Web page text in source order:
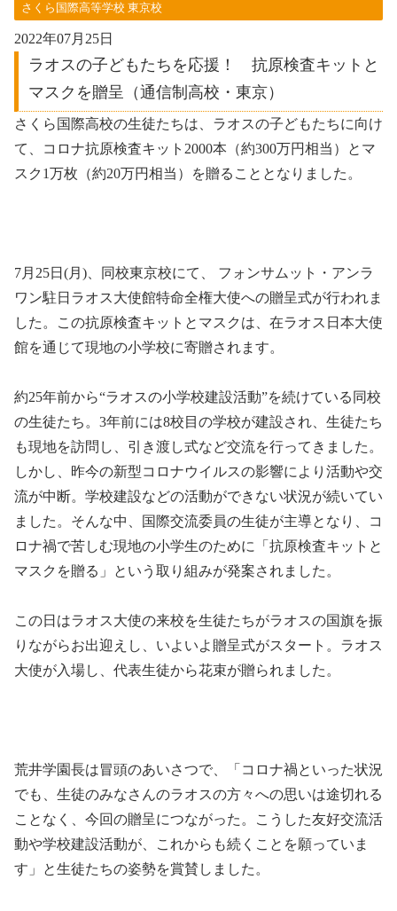
さくら国際高等学校 東京校
2022年07月25日
ラオスの子どもたちを応援！ 抗原検査キットと
マスクを贈呈（通信制高校・東京）
さくら国際高校の生徒たちは、ラオスの子どもたちに向け
て、コロナ抗原検査キット2000本（約300万円相当）とマ
スク1万枚（約20万円相当）を贈ることとなりました。
7月25日(月)、同校東京校にて、 フォンサムット・アンラ
ワン駐日ラオス大使館特命全権大使への贈呈式が行われま
した。この抗原検査キットとマスクは、在ラオス日本大使
館を通じて現地の小学校に寄贈されます。
約25年前から“ラオスの小学校建設活動”を続けている同校
の生徒たち。3年前には8校目の学校が建設され、生徒たち
も現地を訪問し、引き渡し式など交流を行ってきました。
しかし、昨今の新型コロナウイルスの影響により活動や交
流が中断。学校建設などの活動ができない状況が続いてい
ました。そんな中、国際交流委員の生徒が主導となり、コ
ロナ禍で苦しむ現地の小学生のために「抗原検査キットと
マスクを贈る」という取り組みが発案されました。
この日はラオス大使の来校を生徒たちがラオスの国旗を振
りながらお出迎えし、いよいよ贈呈式がスタート。ラオス
大使が入場し、代表生徒から花束が贈られました。
荒井学園長は冒頭のあいさつで、「コロナ禍といった状況
でも、生徒のみなさんのラオスの方々への思いは途切れる
ことなく、今回の贈呈につながった。こうした友好交流活
動や学校建設活動が、これからも続くことを願っていま
す」と生徒たちの姿勢を賞賛しました。